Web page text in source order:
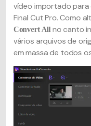
vídeo importado
Final Cut Pro. Como
Convert All no canto
vários arquivos de
em massa de todos